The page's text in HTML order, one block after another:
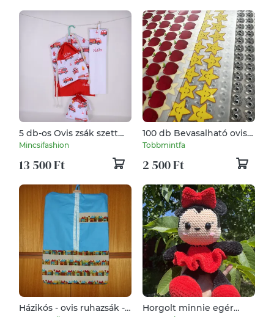
5 db-os Ovis zsák szett
tűzoltó piros
Mincsifashion
13 500 Ft
100 db Bevasalható ovis
jelek
Tobbmintfa
2 500 Ft
Házikós - ovis ruhazsák -
Horgolt minnie egér